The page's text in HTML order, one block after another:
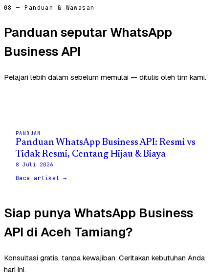
08 — Panduan & Wawasan
Panduan seputar WhatsApp
Business API
Pelajari lebih dalam sebelum memulai — ditulis oleh tim kami.
PANDUAN
Panduan WhatsApp Business API: Resmi vs
Tidak Resmi, Centang Hijau & Biaya
8 Juli 2026
Baca artikel →
Siap punya WhatsApp Business
API di Aceh Tamiang?
Konsultasi gratis, tanpa kewajiban. Ceritakan kebutuhan Anda
hari ini.